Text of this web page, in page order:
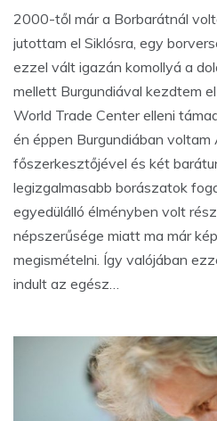
2000-től már a Borbarátnál
jutottam el Siklósra, egy
ezzel vált igazán komollyá a
mellett Burgundiával kezdtem
World Trade Center elleni
én éppen Burgundiában
főszerkesztőjével és két
legizgalmasabb borászatok
egyedülálló élményben volt
népszerűsége miatt ma már
megismételni. Így valójában
indult az egész…